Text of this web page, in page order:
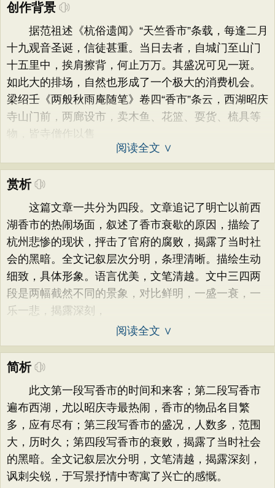
创作背景
据范祖述《杭俗遗闻》“天竺香市”条载，每逢二月
十九观音圣诞，信徒甚重。当日去者，自城门至山门
十五里中，挨肩擦背，何止万万。其盛况可见一斑。
如此大的排场，自然也形成了一个极大的消费机会。
梁绍壬《两般秋雨庵随笔》卷四“香市”条云，西湖昭庆
寺山门前，两廊设市，卖木鱼、花篮、耍货、梳具等
物，皆寺僧作以售
阅读全文 ∨
赏析
这篇文章一共分为四段。文章追记了明亡以前西
湖香市的热闹场面，叙述了香市衰歇的原因，描绘了
杭州悲惨的现状，抨击了官府的腐败，揭露了当时社
会的黑暗。全文记叙层次分明，条理清晰。描绘生动
细致，具体形象。语言优美，文笔清越。文中三四两
段是两幅截然不同的景象，对比鲜明，一盛一衰，一
乐一悲，揭露深刻，
阅读全文 ∨
简析
此文第一段写香市的时间和来客；第二段写香市
遍布西湖，尤以昭庆寺最热闹，香市的物品名目繁
多，应有尽有；第三段写香市的盛况，人数多，范围
大，历时久；第四段写香市的衰败，揭露了当时社会
的黑暗。全文记叙层次分明，文笔清越，揭露深刻，
讽刺尖锐，于写景抒情中寄寓了兴亡的感慨。